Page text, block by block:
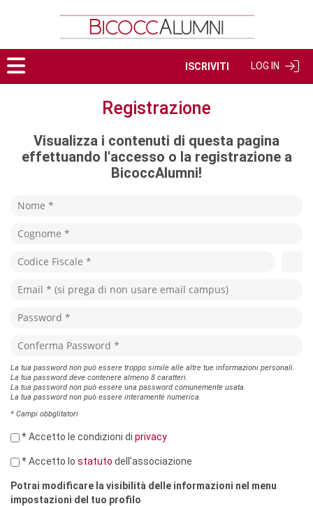
LOG IN
ISCRIVITI
Registrazione
Visualizza i contenuti di questa pagina
effettuando l'accesso o la registrazione a
BicoccAlumni!
La tua password non può essere troppo simile alle altre tue informazioni personali.
La tua password deve contenere almeno 8 caratteri.
La tua password non può essere una password comunemente usata.
La tua password non può essere interamente numerica.
* Campi obbglitatori
* Accetto le condizioni di privacy
* Accetto lo statuto dell'associazione
Potrai modificare la visibilità delle informazioni nel menu
impostazioni del tuo profilo